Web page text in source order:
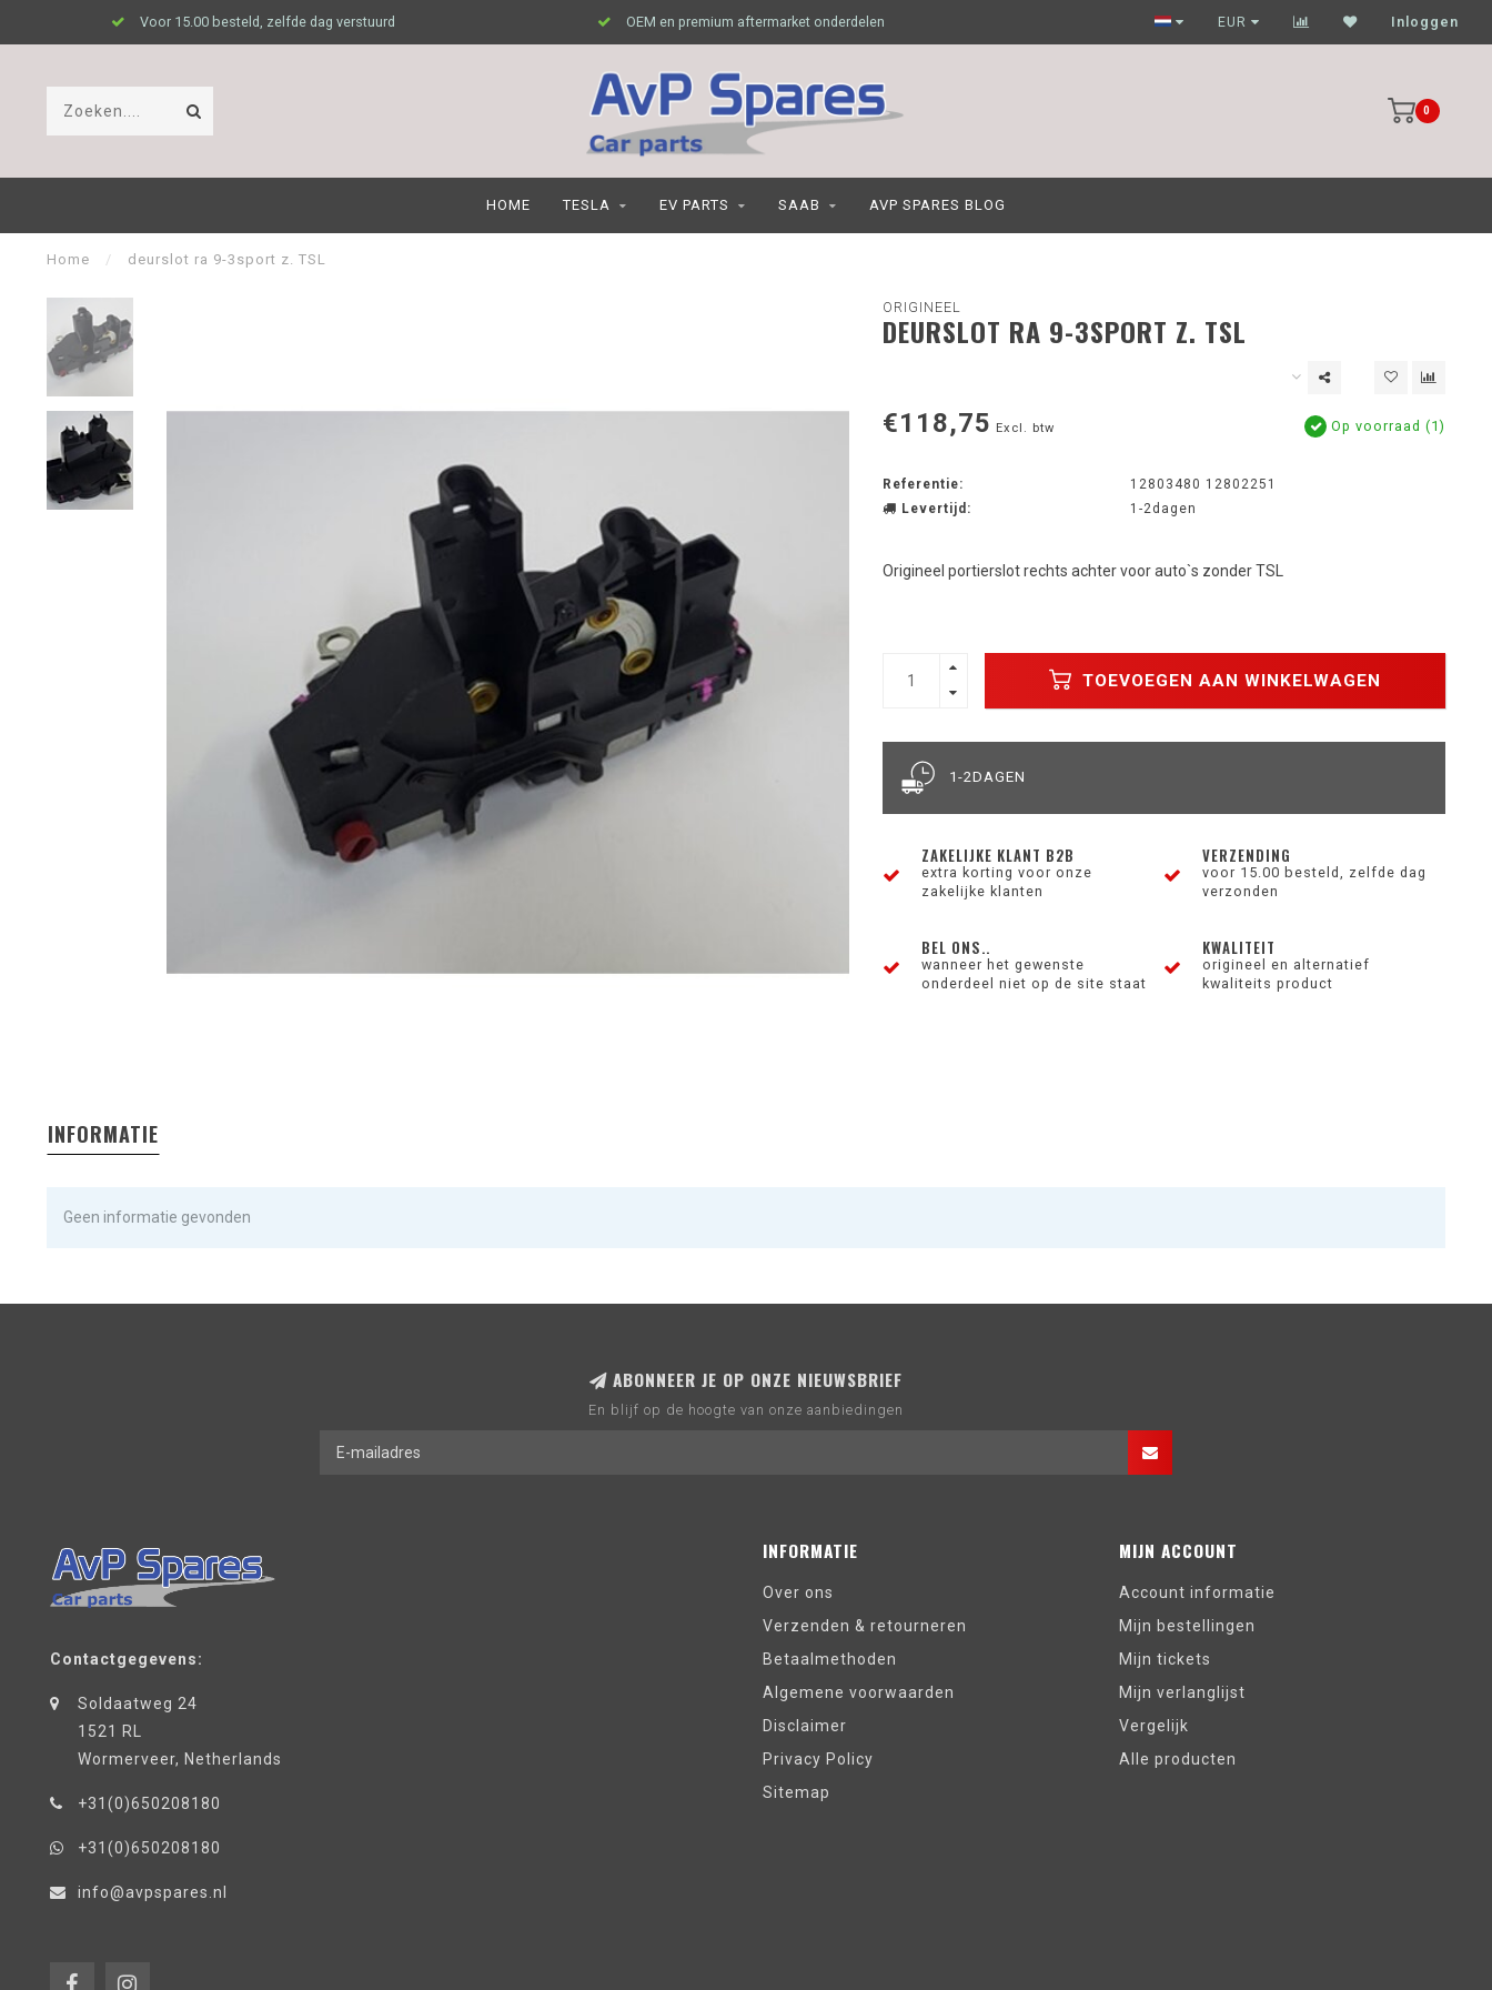
Voor 15.00 besteld, zelfde dag verstuurd OEM en premium aftermarket onderdelen Garagehouders nog scherpere prijzen
EUR Inloggen
0
HOME TESLA EV PARTS SAAB AVP SPARES BLOG
Home / deurslot ra 9-3sport z. TSL
ORIGINEEL
DEURSLOT RA 9-3SPORT Z. TSL
€118,75 Excl. btw Op voorraad (1)
Referentie:
12803480 12802251
Levertijd:
1-2dagen
Origineel portierslot rechts achter voor auto`s zonder TSL
TOEVOEGEN AAN WINKELWAGEN
1-2DAGEN
ZAKELIJKE KLANT B2B
extra korting voor onze
zakelijke klanten
VERZENDING
voor 15.00 besteld, zelfde dag
verzonden
BEL ONS..
wanneer het gewenste
onderdeel niet op de site staat
KWALITEIT
origineel en alternatief
kwaliteits product
INFORMATIE
Geen informatie gevonden
ABONNEER JE OP ONZE NIEUWSBRIEF
En blijf op de hoogte van onze aanbiedingen
Contactgegevens:
Soldaatweg 24
1521 RL
Wormerveer, Netherlands
+31(0)650208180
+31(0)650208180
info@avpspares.nl
INFORMATIE
Over ons
Verzenden & retourneren
Betaalmethoden
Algemene voorwaarden
Disclaimer
Privacy Policy
Sitemap
MIJN ACCOUNT
Account informatie
Mijn bestellingen
Mijn tickets
Mijn verlanglijst
Vergelijk
Alle producten